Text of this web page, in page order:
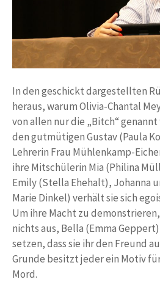
In den geschickt dargestellten
heraus, warum Olivia-Chantal
von allen nur die „Bitch“
den gutmütigen Gustav (Paula
Lehrerin Frau Mühlenkamp-
ihre Mitschülerin Mia (Philina
Emily (Stella Ehehalt), Johanna
Marie Dinkel) verhält sie sich
Um ihre Macht zu
nichts aus, Bella (Emma
setzen, dass sie ihr den Freund
Grunde besitzt jeder ein Motiv
Mord.